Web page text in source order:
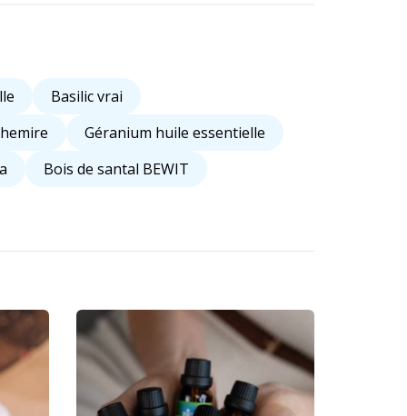
Basilic vrai
Géranium huile essentielle
Bois de santal BEWIT